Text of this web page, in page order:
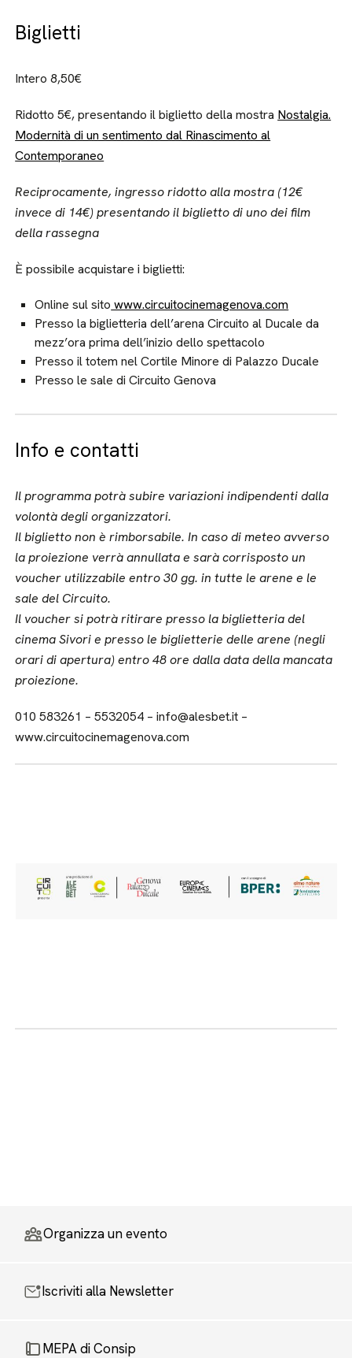
Biglietti
Intero 8,50€
Ridotto 5€, presentando il biglietto della mostra Nostalgia.
Modernità di un sentimento dal Rinascimento al
Contemporaneo
Reciprocamente, ingresso ridotto alla mostra (12€
invece di 14€) presentando il biglietto di uno dei film
della rassegna
È possibile acquistare i biglietti:
Online sul sito www.circuitocinemagenova.com
Presso la biglietteria dell’arena Circuito al Ducale da
mezz’ora prima dell’inizio dello spettacolo
Presso il totem nel Cortile Minore di Palazzo Ducale
Presso le sale di Circuito Genova
Info e contatti
Il programma potrà subire variazioni indipendenti dalla
volontà degli organizzatori.
Il biglietto non è rimborsabile. In caso di meteo avverso
la proiezione verrà annullata e sarà corrisposto un
voucher utilizzabile entro 30 gg. in tutte le arene e le
sale del Circuito.
Il voucher si potrà ritirare presso la biglietteria del
cinema Sivori e presso le biglietterie delle arene (negli
orari di apertura) entro 48 ore dalla data della mancata
proiezione.
010 583261 – 5532054 – info@alesbet.it –
www.circuitocinemagenova.com
Organizza un evento
Iscriviti alla Newsletter
MEPA di Consip